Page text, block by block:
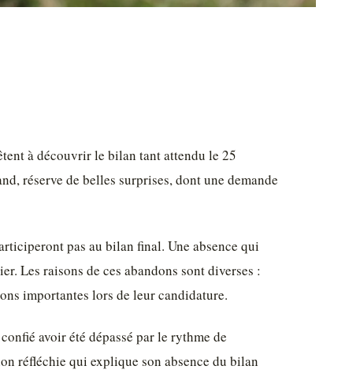
à découvrir le bilan tant attendu le 25
réserve de belles surprises, dont une demande
pas au bilan final. Une absence qui
Les raisons de ces abandons sont diverses :
importantes lors de leur candidature.
avoir été dépassé par le rythme de
réfléchie qui explique son absence du bilan